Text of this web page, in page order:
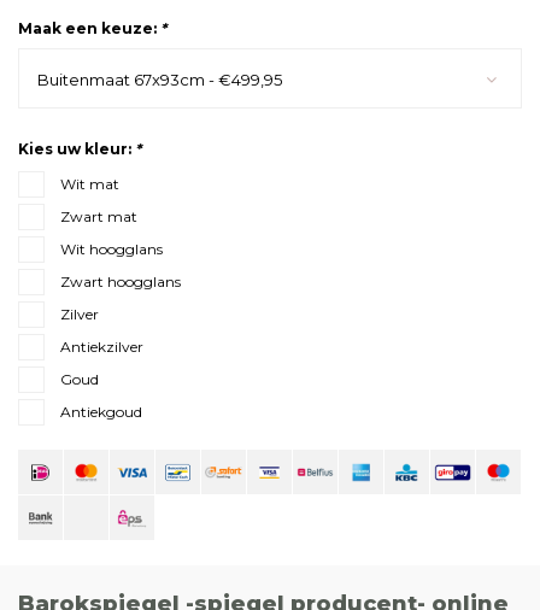
Maak een keuze: *
Buitenmaat 67x93cm - €499,95
Kies uw kleur: *
Wit mat
Zwart mat
Wit hoogglans
Zwart hoogglans
Zilver
Antiekzilver
Goud
Antiekgoud
Barokspiegel -spiegel producent- online